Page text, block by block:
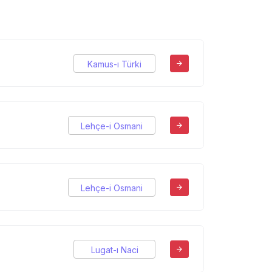
Kamus-ı Türki
Lehçe-i Osmani
Lehçe-i Osmani
Lugat-ı Naci